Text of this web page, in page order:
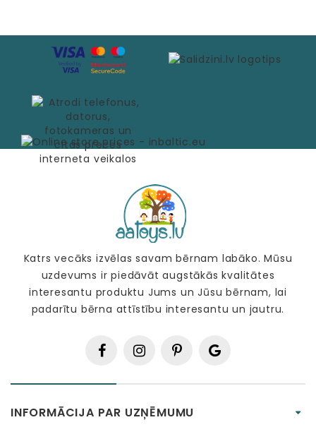
Katrs vecāks izvēlas savam bērnam labāko. Mūsu
uzdevums ir piedāvāt augstākās kvalitātes
interesantu produktu Jums un Jūsu bērnam, lai
padarītu bērna attīstību interesantu un jautru.
INFORMĀCIJA PAR UZŅĒMUMU